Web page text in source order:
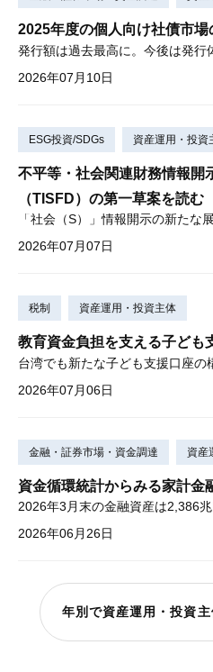
2025年度の個人向け社債市場
2026年07月10日
ESG投資/SDGs 資産運用・投資
不平等・社会関連財務情報開
（TISFD）の第一草案を読む
2026年07月07日
税制 資産運用・投資主体
教育資金負担を支える子ども
台湾でも新たな子ども支援口座の
2026年07月06日
金融・証券市場・資金調達 資産
資金循環統計からみる家計金
2026年06月26日
年別で資産運用・投資